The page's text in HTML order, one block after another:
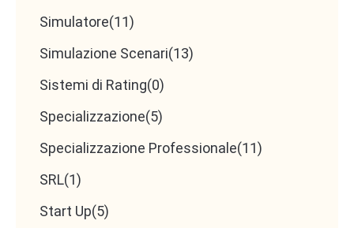
Simulatore(11)
Simulazione Scenari(13)
Sistemi di Rating(0)
Specializzazione(5)
Specializzazione Professionale(11)
SRL(1)
Start Up(5)